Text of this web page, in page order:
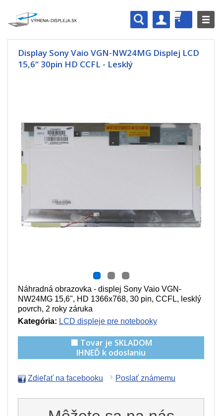
Display Sony Vaio VGN-NW24MG Displej LCD
15,6“ 30pin HD CCFL - Lesklý
Náhradná obrazovka - displej Sony Vaio VGN-
NW24MG 15,6", HD 1366x768, 30 pin, CCFL, lesklý
povrch, 2 roky záruka
Kategória: LCD displeje pre notebooky
🟩 Tovar je SKLADOM
IHNEĎ k odoslaniu
Zdieľať na facebooku Poslať známemu